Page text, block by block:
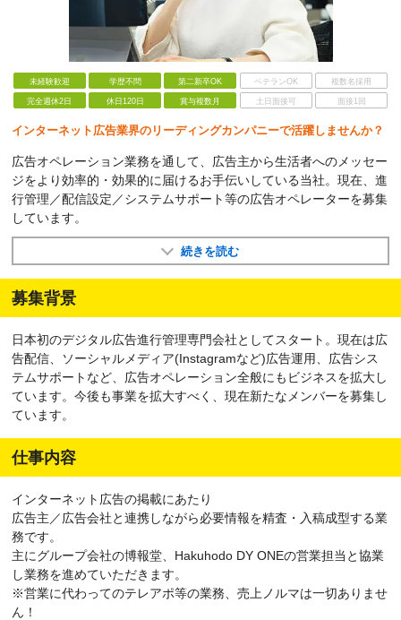
未経験歓迎 学歴不問 第二新卒OK ベテランOK 複数名採用
完全週休2日 休日120日 賞与複数月 土日面接可 面接1回
インターネット広告業界のリーディングカンパニーで活躍しませんか？
広告オペレーション業務を通して、広告主から生活者へのメッセー
ジをより効率的・効果的に届けるお手伝いしている当社。現在、進
行管理／配信設定／システムサポート等の広告オペレーターを募集
しています。
続きを読む
募集背景
日本初のデジタル広告進行管理専門会社としてスタート。現在は広
告配信、ソーシャルメディア(Instagramなど)広告運用、広告シス
テムサポートなど、広告オペレーション全般にもビジネスを拡大し
ています。今後も事業を拡大すべく、現在新たなメンバーを募集し
ています。
仕事内容
インターネット広告の掲載にあたり
広告主／広告会社と連携しながら必要情報を精査・入稿成型する業
務です。
主にグループ会社の博報堂、Hakuhodo DY ONEの営業担当と協業
し業務を進めていただきます。
※営業に代わってのテレアポ等の業務、売上ノルマは一切ありませ
ん！